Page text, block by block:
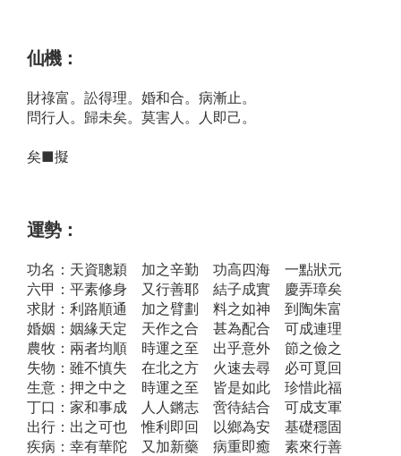
仙機：
財祿富。訟得理。婚和合。病漸止。
問行人。歸未矣。莫害人。人即己。
矣■擬
運勢：
功名：天資聰穎 加之辛勤 功高四海 一點狀元
六甲：平素修身 又行善耶 結子成實 慶弄璋矣
求財：利路順通 加之臂劃 料之如神 到陶朱富
婚姻：姻緣天定 天作之合 甚為配合 可成連理
農牧：兩者均順 時運之至 出乎意外 節之儉之
失物：雖不慎失 在北之方 火速去尋 必可覓回
生意：押之中之 時運之至 皆是如此 珍惜此福
丁口：家和事成 人人鏘志 啻待結合 可成支軍
出行：出之可也 惟利即回 以鄉為安 基礎穩固
疾病：幸有華陀 又加新藥 病重即癒 素來行善